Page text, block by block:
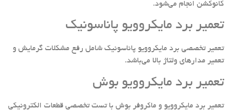
کانوکشن انجام می‌شود.
تعمیر برد مایکروویو پاناسونیک
تعمیر تخصصی برد مایکروویو پاناسونیک شامل رفع مشکلات گرمایش و
تعمیر مدارهای ولتاژ بالا می‌باشد.
تعمیر برد مایکروویو بوش
تعمیر برد مایکروویو و ماکروفر بوش با تست تخصصی قطعات الکترونیکی